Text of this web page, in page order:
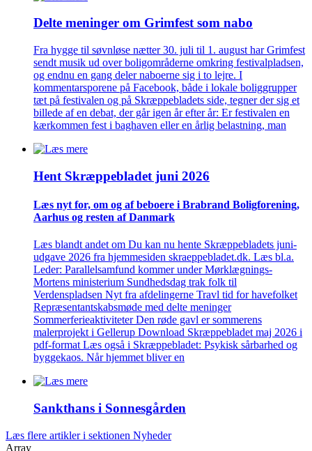
Delte meninger om Grimfest som nabo
Fra hygge til søvnløse nætter 30. juli til 1. august har Grimfest
sendt musik ud over boligområderne omkring festivalpladsen,
og endnu en gang deler naboerne sig i to lejre. I
kommentarsporene på Facebook, både i lokale boliggrupper
tæt på festivalen og på Skræppebladets side, tegner der sig et
billede af en debat, der går igen år efter år: Er festivalen en
kærkommen fest i baghaven eller en årlig belastning, man
Hent Skræppe­bladet juni 2026
Læs nyt for, om og af beboere i Brabrand Bolig­forening,
Aarhus og resten af Danmark
Læs blandt andet om Du kan nu hente Skræppebladets juni-
udgave 2026 fra hjemmesiden skraeppebladet.dk. Læs bl.a.
Leder: Parallelsamfund kommer under Mørklægnings-
Mortens ministerium Sundhedsdag trak folk til
Verdenspladsen Nyt fra afdelingerne Travl tid for havefolket
Repræsentantskabsmøde med delte meninger
Sommerferieaktiviteter Den røde gavl er sommerens
malerprojekt i Gellerup Download Skræppebladet maj 2026 i
pdf-format Læs også i Skræppebladet: Psykisk sårbarhed og
byggekaos. Når hjemmet bliver en
Sankthans i Sonnes­gården
Læs flere artikler i sektionen Nyheder
Array